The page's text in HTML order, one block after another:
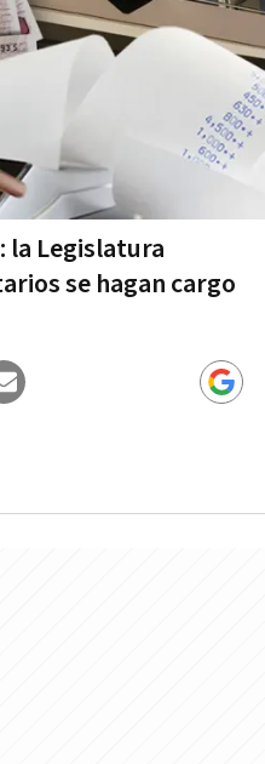
la Legislatura
se hagan cargo